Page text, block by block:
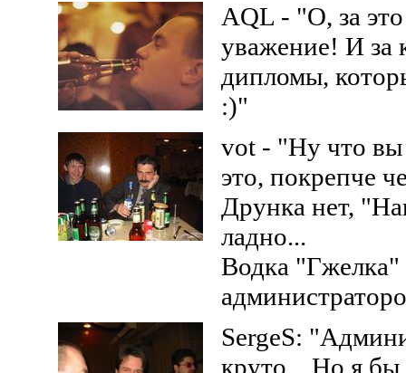
AQL - "О, за
уважение! И за
дипломы,
:)"
vot - "Ну что
это, покрепче
Друнка нет,
ладно...
Водка "Гжелка"
SergeS:
круто... Но я бы